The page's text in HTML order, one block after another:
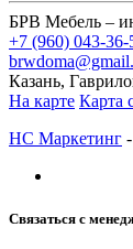
БРВ Мебель –
+7 (960) 043-36-
Казань,
На карте Карта
НС Маркетинг
Связаться с